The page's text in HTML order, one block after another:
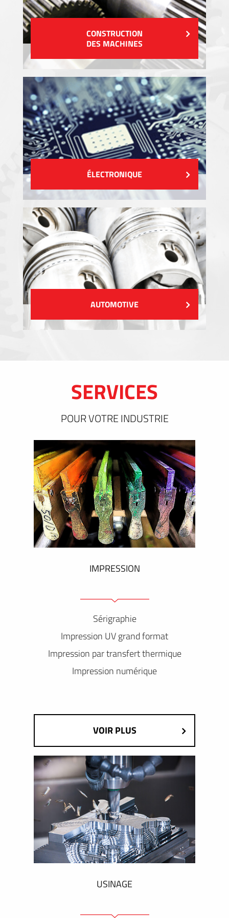
CONSTRUCTION
DES MACHINES
ÉLECTRONIQUE
AUTOMOTIVE
SERVICES
POUR VOTRE INDUSTRIE
IMPRESSION
Sérigraphie
Impression UV grand format
Impression par transfert thermique
Impression numérique
VOIR PLUS
USINAGE